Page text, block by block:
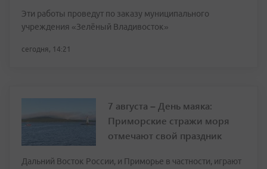
Эти работы проведут по заказу муниципального
учреждения «Зелёный Владивосток»
сегодня, 14:21
7 августа – День маяка:
Приморские стражи моря
отмечают свой праздник
Дальний Восток России, и Приморье в частности, играют